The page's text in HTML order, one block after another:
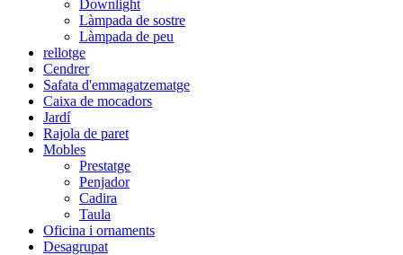
Downlight
Làmpada de sostre
Làmpada de peu
rellotge
Cendrer
Safata d'emmagatzematge
Caixa de mocadors
Jardí
Rajola de paret
Mobles
Prestatge
Penjador
Cadira
Taula
Oficina i ornaments
Desagrupat